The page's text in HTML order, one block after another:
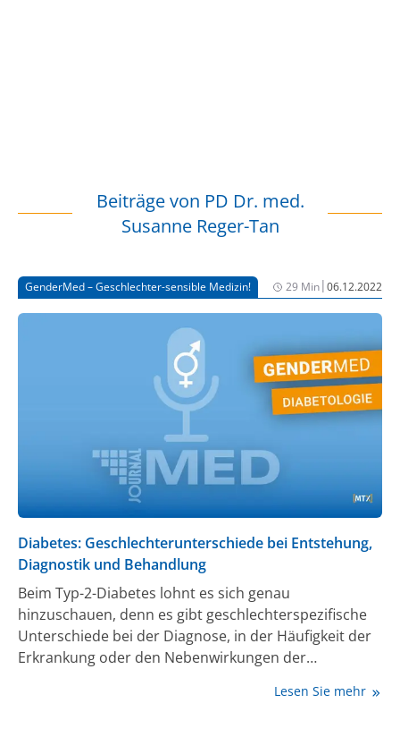
Beiträge von PD Dr. med.
Susanne Reger-Tan
GenderMed – Geschlechter-sensible Medizin! 29 Min|06.12.2022
Diabetes: Geschlechterunterschiede bei Entstehung,
Diagnostik und Behandlung
Beim Typ-2-Diabetes lohnt es sich genau
hinzuschauen, denn es gibt geschlechterspezifische
Unterschiede bei der Diagnose, in der Häufigkeit der
Erkrankung oder den Nebenwirkungen der
Lesen Sie mehr